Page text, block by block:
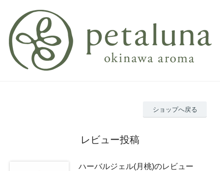
ショップへ戻る
レビュー投稿
ハーバルジェル(月桃)のレビュー